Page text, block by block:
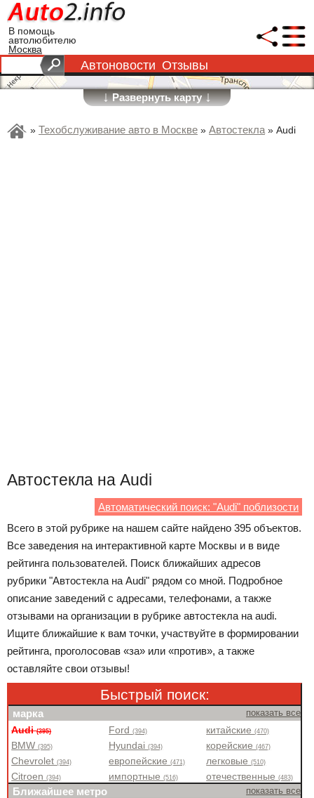
В помощь
автолюбителю
Москва
Автоновости Отзывы
↓Развернуть карту↓
» Техобслуживание авто в Москве » Автостекла» Audi
Автостекла на Audi
Автоматический поиск: "Audi" поблизости
Всего в этой рубрике на нашем сайте найдено 395 объектов.
Все заведения на интерактивной карте Москвы и в виде
рейтинга пользователей. Поиск ближайших адресов
рубрики "Автостекла на Audi" рядом со мной. Подробное
описание заведений с адресами, телефонами, а также
отзывами на организации в рубрике автостекла на audi.
Ищите ближайшие к вам точки, участвуйте в формировании
рейтинга, проголосовав «за» или «против», а также
оставляйте свои отзывы!
Быстрый поиск:
марка показать все
Audi(395)
BMW(395)
Chevrolet(394)
Citroen(394)
Ford(394)
Hyundai(394)
европейские(471)
импортные(516)
китайские(470)
корейские(467)
легковые(510)
отечественные(483)
Ближайшее метро показать все